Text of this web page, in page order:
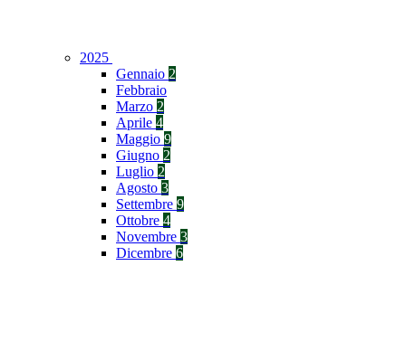
2025
Gennaio 2
Febbraio
Marzo 2
Aprile 4
Maggio 9
Giugno 2
Luglio 2
Agosto 3
Settembre 9
Ottobre 4
Novembre 3
Dicembre 6